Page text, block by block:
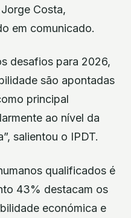
Costa,
em comunicado.
desafios para 2026,
são apontadas
principal
ao nível da
salientou o IPDT.
qualificados é
43% destacam os
económica e